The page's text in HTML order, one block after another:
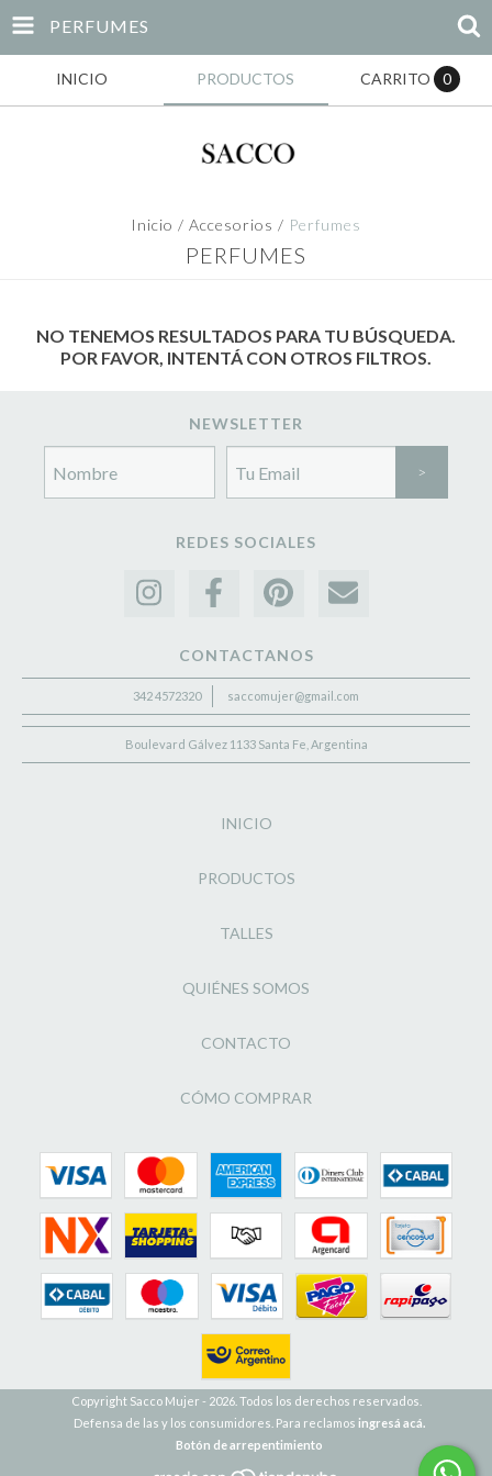
PERFUMES
INICIO PRODUCTOS CARRITO 0
Inicio / Accesorios / Perfumes
PERFUMES
NO TENEMOS RESULTADOS PARA TU BÚSQUEDA.
POR FAVOR, INTENTÁ CON OTROS FILTROS.
NEWSLETTER
REDES SOCIALES
CONTACTANOS
342 4572320 saccomujer@gmail.com
Boulevard Gálvez 1133 Santa Fe, Argentina
INICIO
PRODUCTOS
TALLES
QUIÉNES SOMOS
CONTACTO
CÓMO COMPRAR
Copyright Sacco Mujer - 2026. Todos los derechos reservados.
Defensa de las y los consumidores. Para reclamos ingresá acá.
Botón de arrepentimiento